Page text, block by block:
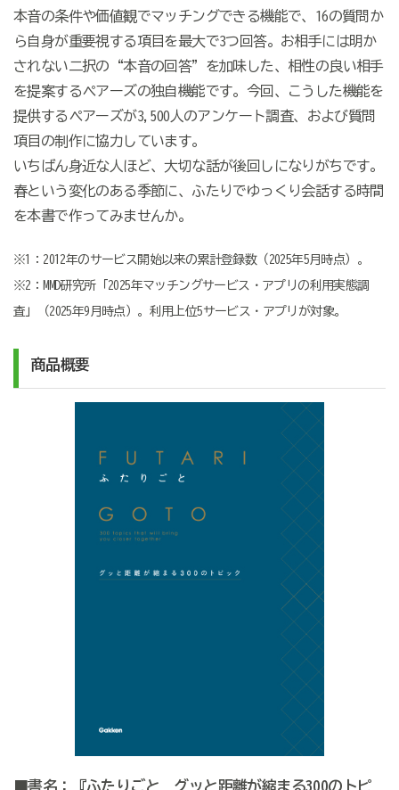
本音の条件や価値観でマッチングできる機能で、16の質問か
ら自身が重要視する項目を最大で3つ回答。お相手には明か
されない二択の“本音の回答”を加味した、相性の良い相手
を提案するペアーズの独自機能です。今回、こうした機能を
提供するペアーズが3,500人のアンケート調査、および質問
項目の制作に協力しています。
いちばん身近な人ほど、大切な話が後回しになりがちです。
春という変化のある季節に、ふたりでゆっくり会話する時間
を本書で作ってみませんか。
※1：2012年のサービス開始以来の累計登録数（2025年5月時点）。
※2：MMD研究所「2025年マッチングサービス・アプリの利用実態調
査」（2025年9月時点）。利用上位5サービス・アプリが対象。
商品概要
■書名：『ふたりごと グッと距離が縮まる300のトピ